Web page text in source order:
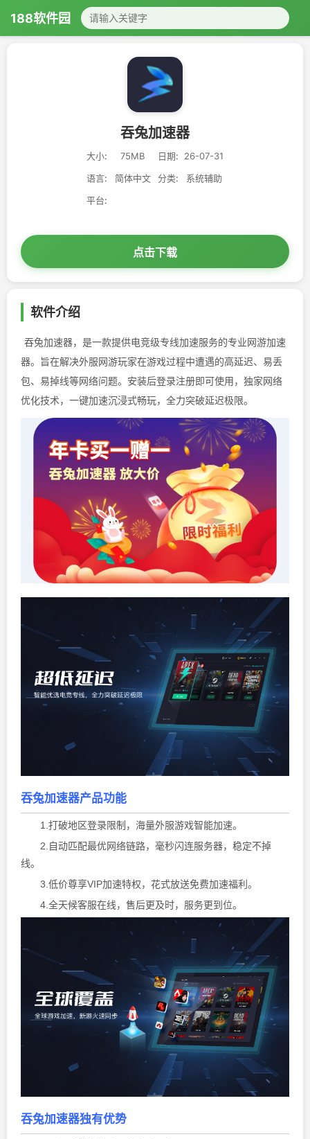
188软件园
吞兔加速器
大小: 75MB 日期:
26-07-31
语言:
简体中文 分类:
系统辅助
平台:
点击下载
软件介绍
吞兔加速器，是一款提供电竞级专线加速服务的专业网游加速
器。旨在解决外服网游玩家在游戏过程中遭遇的高延迟、易丢
包、易掉线等网络问题。安装后登录注册即可使用，独家网络
优化技术，一键加速沉浸式畅玩，全力突破延迟极限。
吞兔加速器产品功能
1.打破地区登录限制，海量外服游戏智能加速。
2.自动匹配最优网络链路，毫秒闪连服务器，稳定不掉
线。
3.低价尊享VIP加速特权，花式放送免费加速福利。
4.全天候客服在线，售后更及时，服务更到位。
吞兔加速器独有优势